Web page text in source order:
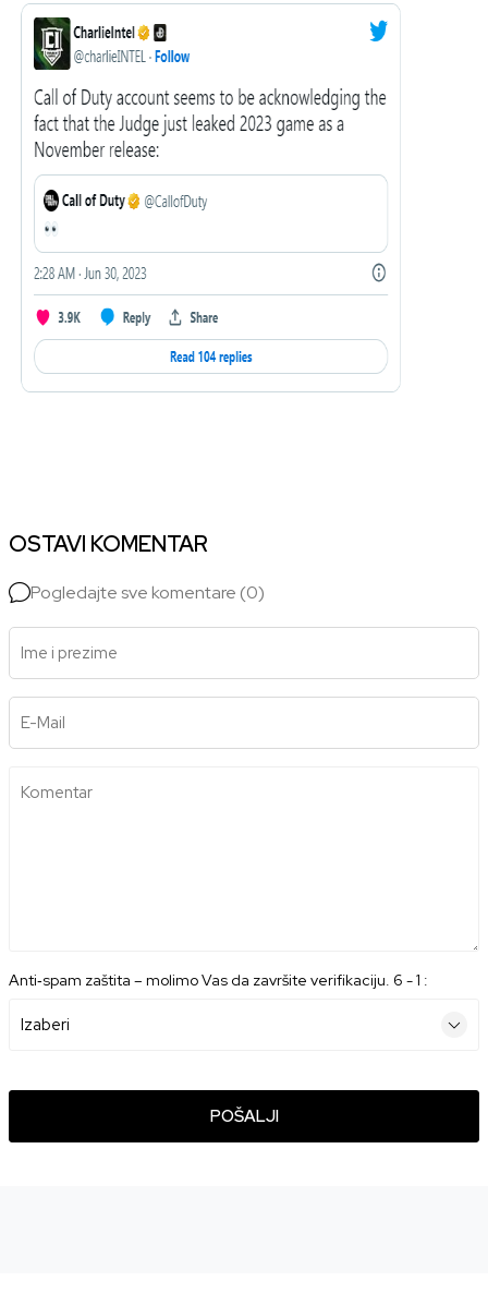
OSTAVI KOMENTAR
Pogledajte sve komentare (0)
Ime i prezime
E-Mail
Komentar
Anti‑spam zaštita – molimo Vas da završite verifikaciju. 6 - 1 :
POŠALJI